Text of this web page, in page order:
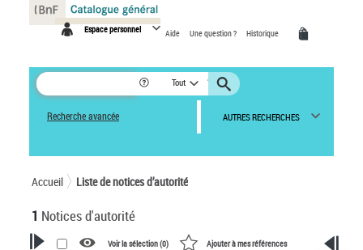
Espace personnel Aide Une question ? Historique
Tout
Recherche avancée AUTRES RECHERCHES
Accueil Liste de notices d’autorité
1 Notices d'autorité
Voir la sélection (0) Ajouter à mes références
Panneau de gestion des cookies